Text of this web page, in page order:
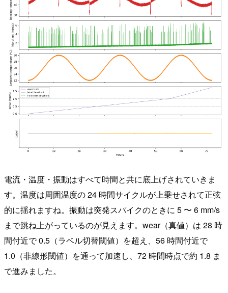
電流・温度・振動はすべて時間と共に底上げされていきま
す。温度は周囲温度の 24 時間サイクルが上乗せされて正弦
的に揺れますね。振動は突発スパイクのときに 5 〜 6 mm/s
まで跳ね上がっているのが見えます。wear（真値）は 28 時
間付近で 0.5（ラベル切替閾値）を超え、56 時間付近で
1.0（非線形閾値）を通って加速し、72 時間時点で約 1.8 ま
で進みました。